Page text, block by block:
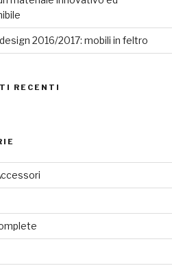
2016/2017: mobili in feltro
RECENTI